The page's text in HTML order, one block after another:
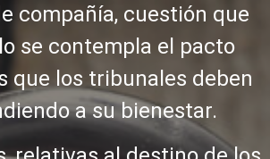
compañía, cuestión que
se contempla el pacto
que los tribunales deben
a su bienestar.